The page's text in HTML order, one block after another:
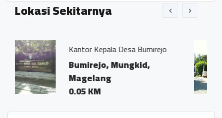
Lokasi Sekitarnya
Desa Bumirejo
Mungkid,
Bumirejo,
Magelang
0.01 KM